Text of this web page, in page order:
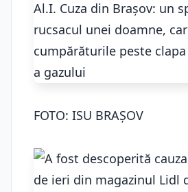
FOTO: ISU BRAȘOV